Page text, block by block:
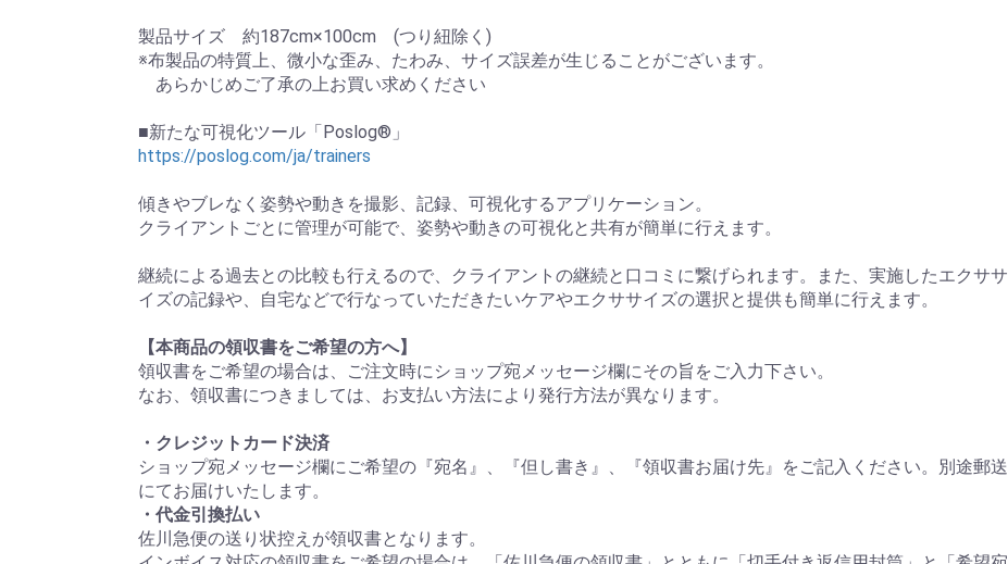
製品サイズ 約187cm×100cm (つり紐除く)
※布製品の特質上、微小な歪み、たわみ、サイズ誤差が生じることがございます。
あらかじめご了承の上お買い求めください
■新たな可視化ツール「Poslog®」
https://poslog.com/ja/trainers
傾きやブレなく姿勢や動きを撮影、記録、可視化するアプリケーション。
クライアントごとに管理が可能で、姿勢や動きの可視化と共有が簡単に行えます。
継続による過去との比較も行えるので、クライアントの継続と口コミに繋げられます。また、実施したエクササ
イズの記録や、自宅などで行なっていただきたいケアやエクササイズの選択と提供も簡単に行えます。
【本商品の領収書をご希望の方へ】
領収書をご希望の場合は、ご注文時にショップ宛メッセージ欄にその旨をご入力下さい。
なお、領収書につきましては、お支払い方法により発行方法が異なります。
・クレジットカード決済
ショップ宛メッセージ欄にご希望の『宛名』、『但し書き』、『領収書お届け先』をご記入ください。別途郵送
にてお届けいたします。
・代金引換払い
佐川急便の送り状控えが領収書となります。